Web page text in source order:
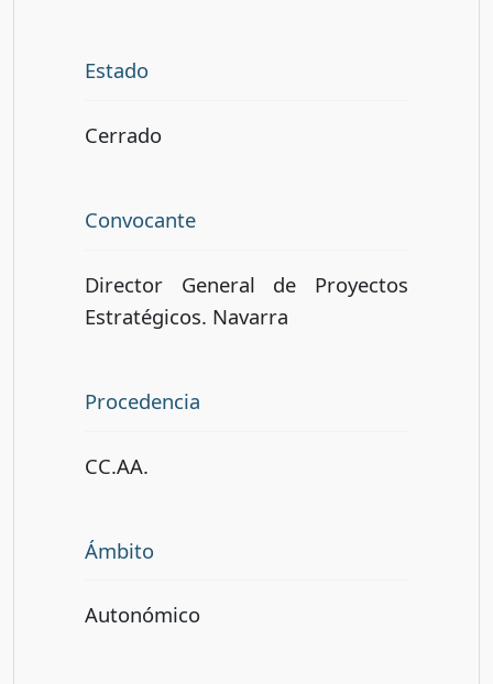
Estado
Cerrado
Convocante
Director General de Proyectos
Estratégicos. Navarra
Procedencia
CC.AA.
Ámbito
Autonómico